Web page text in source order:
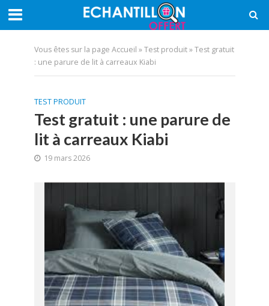
Vous êtes sur la page Accueil »Test produit»Test gratuit
: une parure de lit à carreaux Kiabi
TEST PRODUIT
Test gratuit : une parure de
lit à carreaux Kiabi
19 mars 2026